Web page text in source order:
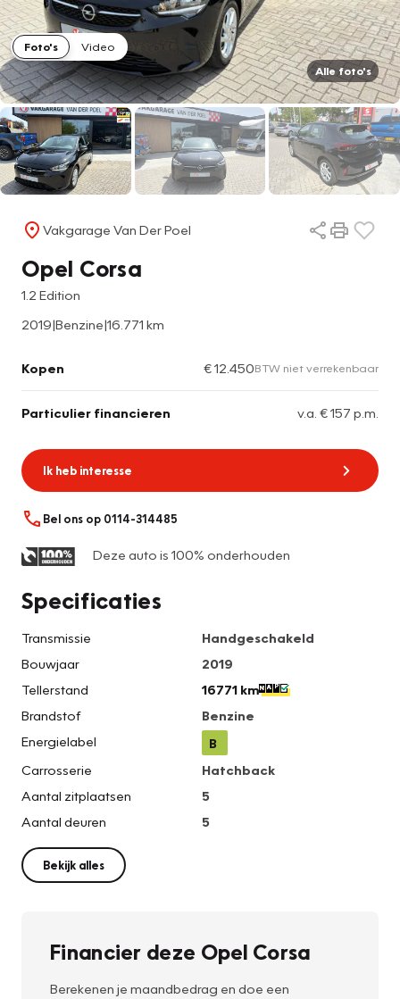
Foto's
Video
Alle foto's
Vakgarage Van Der Poel
Opel Corsa
1.2 Edition
2019|Benzine|16.771 km
Kopen € 12.450BTW niet verrekenbaar
Particulier financieren v.a. € 157 p.m.
Ik heb interesse
Bel ons op 0114-314485
Deze auto is 100% onderhouden
Specificaties
Transmissie
Handgeschakeld
Bouwjaar
2019
Tellerstand
16771 km
Brandstof
Benzine
Energielabel
B
Carrosserie
Hatchback
Aantal zitplaatsen
5
Aantal deuren
5
Bekijk alles
Financier deze Opel Corsa
Berekenen je maandbedrag en doe een